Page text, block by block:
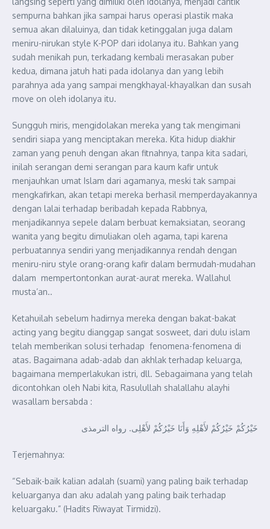
sempurna bahkan jika sampai harus operasi plastik maka
semua akan dilaluinya, dan tidak ketinggalan juga dalam
meniru-nirukan style K-POP dari idolanya itu. Bahkan yang
sudah menikah pun, terkadang kembali merasakan puber
kedua, dimana jatuh hati pada idolanya dan yang lebih
parahnya ada yang sampai mengkhayal-khayalkan dan susah
move on oleh idolanya itu.
Sungguh miris, mengidolakan mereka yang tak mengimani
sendiri siapa yang menciptakan mereka. Kita hidup diakhir
zaman yang penuh dengan akan fitnahnya, tanpa kita sadari,
inilah serangan demi serangan para kaum kafir untuk
menjauhkan umat Islam dari agamanya, meski tak sampai
mengkafirkan, akan tetapi mereka berhasil memperdayakannya
dengan lalai terhadap beribadah kepada Rabbnya,
menjadikannya sepele dalam berbuat kemaksiatan, seorang
wanita yang begitu dimuliakan oleh agama, tapi karena
perbuatannya sendiri yang menjadikannya rendah dengan
meniru-niru style orang-orang kafir dalam bermudah-mudahan
dalam mempertontonkan aurat-aurat mereka. Wallahul
musta’an..
Ketahuilah sebelum hadirnya mereka dengan bakat-bakat
acting yang begitu dianggap sangat sosweet, dari dulu islam
telah memberikan solusi terhadap fenomena-fenomena di
atas. Bagaimana adab-adab dan akhlak terhadap keluarga,
bagaimana memperlakukan istri, dll. Sebagaimana yang telah
dicontohkan oleh Nabi kita, Rasulullah shalallahu alayhi
wasallam bersabda :
خَيْرُكُمْ خَيْرُكُمْ لأَهْلِهِ وَأَنَا خَيْرُكُمْ لأَهْلِى. رواه الترمذى
Terjemahnya:
“Sebaik-baik kalian adalah (suami) yang paling baik terhadap
keluarganya dan aku adalah yang paling baik terhadap
keluargaku.” (Hadits Riwayat Tirmidzi).